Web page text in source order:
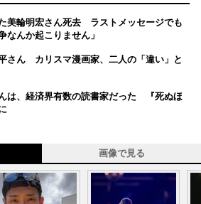
美輪明宏さん死去 ラストメッセージでも
んか起こりません」
さん カリスマ漫画家、二人の「違い」と
は、経済界有数の読書家だった 『死ぬほ
画像で見る